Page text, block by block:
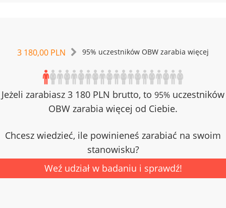
3 180,00 PLN 95% uczestników OBW zarabia więcej
Jeżeli zarabiasz 3 180 PLN brutto, to 95% uczestników
OBW zarabia więcej od Ciebie.
Chcesz wiedzieć, ile powinieneś zarabiać na swoim
stanowisku?
Weź udział w badaniu i sprawdź!